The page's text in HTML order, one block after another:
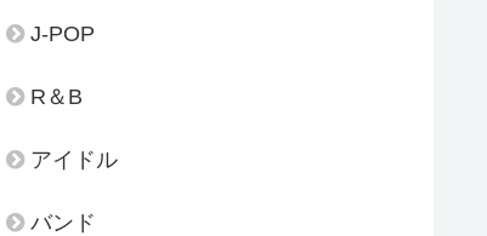
J-POP
R＆B
アイドル
バンド